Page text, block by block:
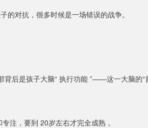
的对抗，很多时候是一场错误的战争。
后是孩子大脑“ 执行功能 ”——这一大脑的“
注，要到 20岁左右才完全成熟 。